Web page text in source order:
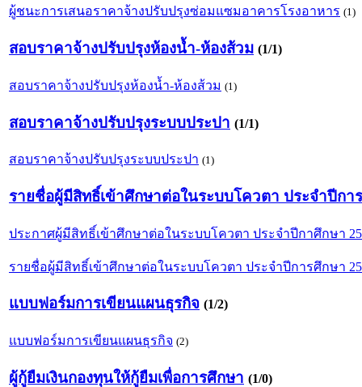
ผู้ชนะการเสนอราคาจ้างปรับปรุงซ่อมแซมอาคารโรงอาหาร (1)
สอบราคาจ้างปรับปรุงห้องน้ำ-ห้องส้วม (1/1)
สอบราคาจ้างปรับปรุงห้องน้ำ-ห้องส้วม (1)
สอบราคาจ้างปรับปรุงระบบประปา (1/1)
สอบราคาจ้างปรับปรุงระบบประปา (1)
รายชื่อผู้มีสิทธิ์เข้าศึกษาต่อในระบบโควตา ประจำปีกา
ประกาศผู้มีสิทธิ์เข้าศึกษาต่อในระบบโควตา ประจำปีกาศึกษา
รายชื่อผู้มีสิทธิ์เข้าศึกษาต่อในระบบโควตา ประจำปีการศึกษา
แบบฟอร์มการเขียนแผนธุรกิจ (1/2)
แบบฟอร์มการเขียนแผนธุรกิจ (2)
ผู้กู้ยืมเงินกองทุนให้กู้ยืมเพื่อการศึกษา (1/0)